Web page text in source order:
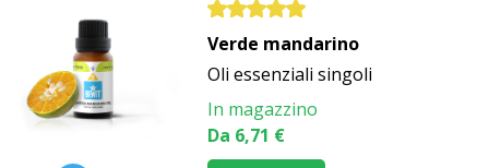
Verde mandarino
Oli essenziali singoli
In magazzino
Da 6,71 €